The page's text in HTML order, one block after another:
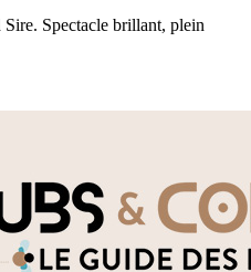
Spectacle brillant, plein